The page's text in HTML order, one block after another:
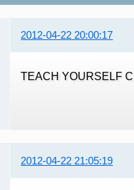
2012-04-22 20:00:17
TEACH YOURSELF C
2012-04-22 21:05:19